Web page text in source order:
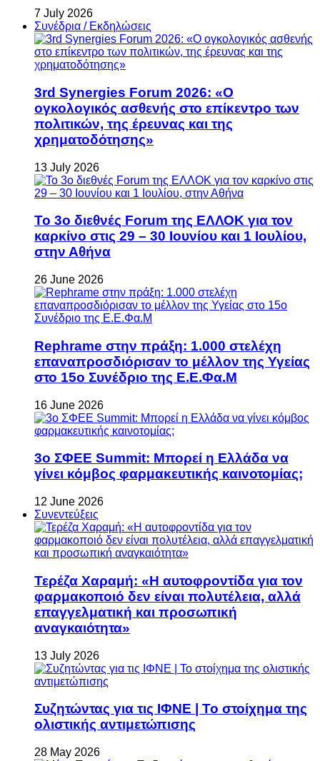
7 July 2026
Συνέδρια / Εκδηλώσεις
3rd Synergies Forum 2026: «Ο
ογκολογικός ασθενής στο επίκεντρο των
πολιτικών, της έρευνας και της
χρηματοδότησης»
13 July 2026
Το 3ο διεθνές Forum της ΕΛΛΟΚ για τον
καρκίνο στις 29 – 30 Ιουνίου και 1 Ιουλίου,
στην Αθήνα
26 June 2026
Rephrame στην πράξη: 1.000 στελέχη
επαναπροσδιόρισαν το μέλλον της Υγείας
στο 15ο Συνέδριο της Ε.Ε.Φα.Μ
16 June 2026
3ο ΣΦΕΕ Summit: Μπορεί η Ελλάδα να
γίνει κόμβος φαρμακευτικής καινοτομίας;
12 June 2026
Συνεντεύξεις
Τερέζα Χαραμή: «Η αυτοφροντίδα για τον
φαρμακοποιό δεν είναι πολυτέλεια, αλλά
επαγγελματική και προσωπική
αναγκαιότητα»
13 July 2026
Συζητώντας για τις ΙΦΝΕ | Το στοίχημα της
ολιστικής αντιμετώπισης
28 May 2026